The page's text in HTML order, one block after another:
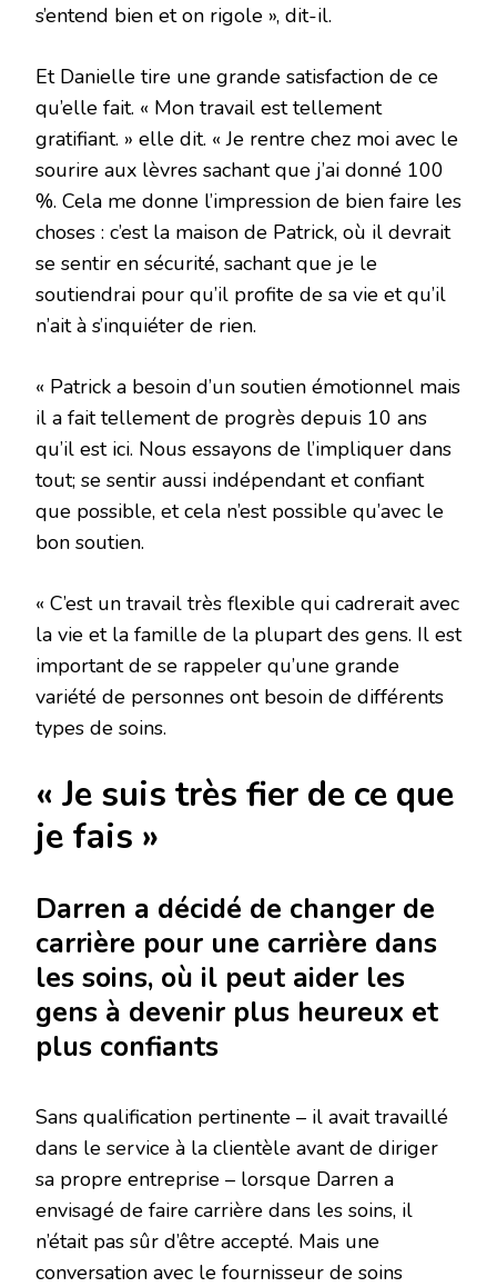
s’entend bien et on rigole », dit-il.
Et Danielle tire une grande satisfaction de ce
qu’elle fait. « Mon travail est tellement
gratifiant. » elle dit. « Je rentre chez moi avec le
sourire aux lèvres sachant que j’ai donné 100
%. Cela me donne l’impression de bien faire les
choses : c’est la maison de Patrick, où il devrait
se sentir en sécurité, sachant que je le
soutiendrai pour qu’il profite de sa vie et qu’il
n’ait à s’inquiéter de rien.
« Patrick a besoin d’un soutien émotionnel mais
il a fait tellement de progrès depuis 10 ans
qu’il est ici. Nous essayons de l’impliquer dans
tout; se sentir aussi indépendant et confiant
que possible, et cela n’est possible qu’avec le
bon soutien.
« C’est un travail très flexible qui cadrerait avec
la vie et la famille de la plupart des gens. Il est
important de se rappeler qu’une grande
variété de personnes ont besoin de différents
types de soins.
« Je suis très fier de ce que
je fais »
Darren a décidé de changer de
carrière pour une carrière dans
les soins, où il peut aider les
gens à devenir plus heureux et
plus confiants
Sans qualification pertinente – il avait travaillé
dans le service à la clientèle avant de diriger
sa propre entreprise – lorsque Darren a
envisagé de faire carrière dans les soins, il
n’était pas sûr d’être accepté. Mais une
conversation avec le fournisseur de soins